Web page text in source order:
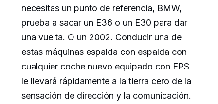
necesitas un punto de referencia, BMW,
prueba a sacar un E36 o un E30 para dar
una vuelta. O un 2002. Conducir una de
estas máquinas espalda con espalda con
cualquier coche nuevo equipado con EPS
le llevará rápidamente a la tierra cero de la
sensación de dirección y la comunicación.